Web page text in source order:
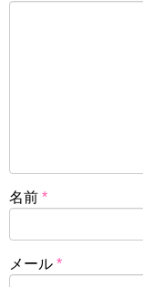
名前 *
メール *